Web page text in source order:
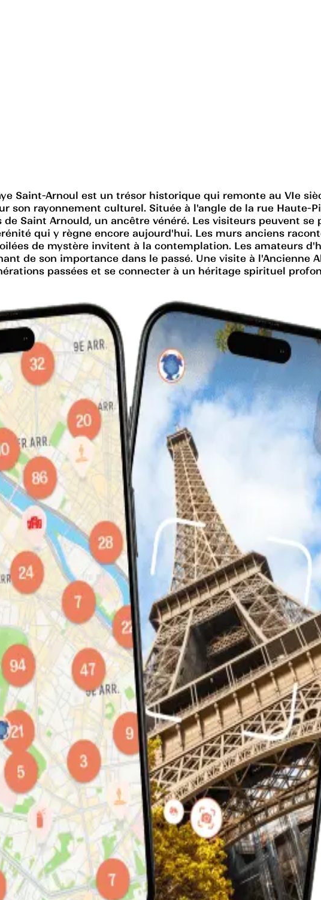
Saint-Arnoul est un trésor historique qui remonte au VIe
son rayonnement culturel. Située à l'angle de la rue Haute-
Saint Arnould, un ancêtre vénéré. Les visiteurs peuvent
qui y règne encore aujourd'hui. Les murs anciens
de mystère invitent à la contemplation. Les amateurs
de son importance dans le passé. Une visite à l'Ancienne
passées et se connecter à un héritage spirituel